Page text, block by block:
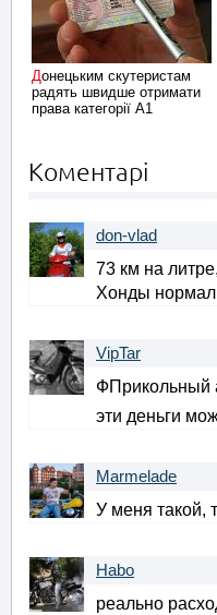
Донецьким скутеристам
радять швидше отримати
права категорії А1
Коментарі
don-vlad
73 км на
Хонды
VipTar
ФПрикольный
эти деньги
Marmelade
У меня такой,
Habo
реально